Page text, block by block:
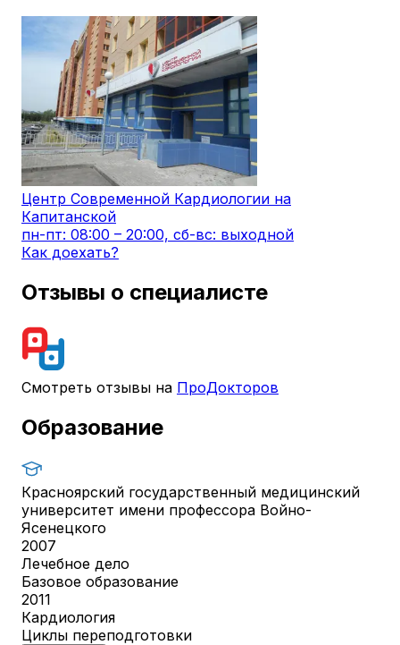
Центр Современной Кардиологии на
Капитанской
пн-пт: 08:00 – 20:00, сб-вс: выходной
Как доехать?
Отзывы о специалисте
Смотреть отзывы на ПроДокторов
Образование
Красноярский государственный медицинский
университет имени профессора Войно-
Ясенецкого
2007
Лечебное дело
Базовое образование
2011
Кардиология
Циклы переподготовки